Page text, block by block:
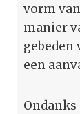
vorm
manier
een